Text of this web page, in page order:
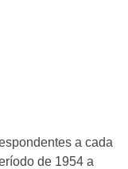
a cada
de 1954 a